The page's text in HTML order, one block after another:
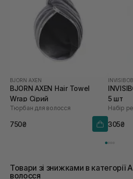
BJORN AXEN
BJORN AXEN Hair Towel
Wrap Сірий
Тюрбан для волосся
750₴
5 шт
Набір
305₴
Товари зі знижками в категорії
волосся